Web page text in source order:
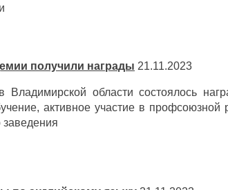
получили награды 21.11.2023
области состоялось
активное участие в профсоюзной